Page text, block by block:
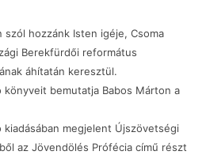
szól hozzánk Isten igéje, Csoma
Berekfürdői református
áhítatán keresztül.
könyveit bemutatja Babos Márton a
megjelent Újszövetségi
az Jövendölés Prófécia című részt